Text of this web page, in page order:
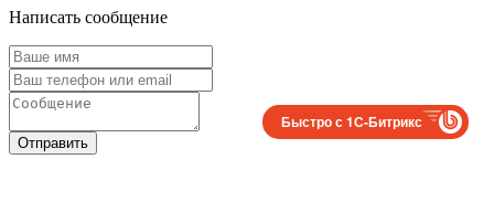
Написать сообщение
Отправить
Быстро с 1С-Битрикс